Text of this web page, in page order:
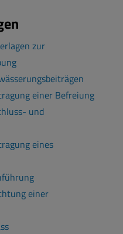
zur
einer Befreiung
und
eines
einer